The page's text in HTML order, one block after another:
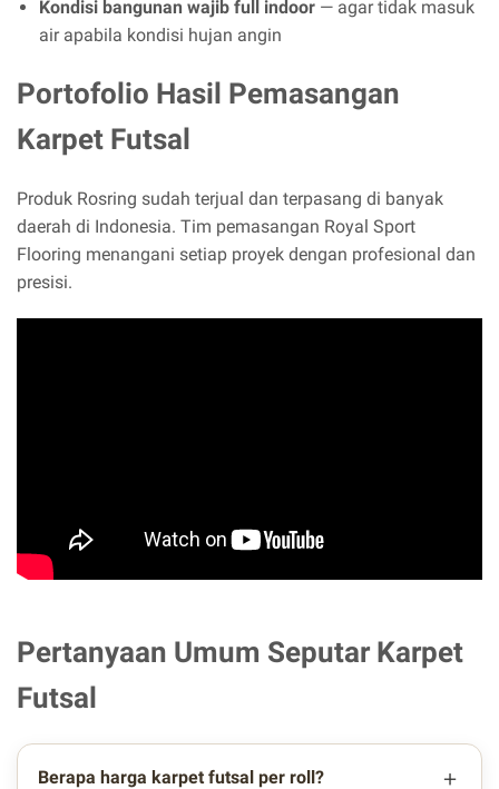
Kondisi bangunan wajib full indoor — agar tidak masuk
air apabila kondisi hujan angin
Portofolio Hasil Pemasangan
Karpet Futsal
Produk Rosring sudah terjual dan terpasang di banyak
daerah di Indonesia. Tim pemasangan Royal Sport
Flooring menangani setiap proyek dengan profesional dan
presisi.
Pertanyaan Umum Seputar Karpet
Futsal
Berapa harga karpet futsal per roll?